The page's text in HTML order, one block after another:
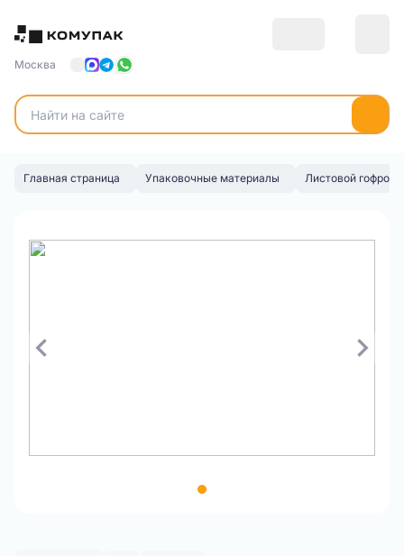
Москва
Главная страница Упаковочные материалы Листовой